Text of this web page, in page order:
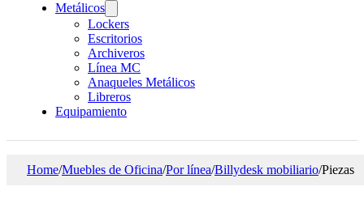
Metálicos
Lockers
Escritorios
Archiveros
Línea MC
Anaqueles Metálicos
Libreros
Equipamiento
Home/Muebles de Oficina/Por línea/Billydesk mobiliario/Piezas